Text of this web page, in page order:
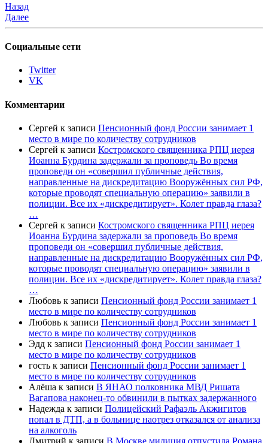
Назад
Далее
Социальные сети
Twitter
VK
Комментарии
Сергей к записи Пенсионный фонд России занимает 1
место в мире по количеству сотрудников
Сергей к записи Костромского священника РПЦ иерея
Иоанна Бурдина задержали за проповедь Во время
проповеди он «совершил публичные действия,
направленные на дискредитацию Вооружённых сил РФ,
которые проводят специальную операцию» заявили в
полиции. Все их «дискредитирует». Колет правда глаза?
…
Сергей к записи Костромского священника РПЦ иерея
Иоанна Бурдина задержали за проповедь Во время
проповеди он «совершил публичные действия,
направленные на дискредитацию Вооружённых сил РФ,
которые проводят специальную операцию» заявили в
полиции. Все их «дискредитирует». Колет правда глаза?
…
Любовь к записи Пенсионный фонд России занимает 1
место в мире по количеству сотрудников
Любовь к записи Пенсионный фонд России занимает 1
место в мире по количеству сотрудников
Эдд к записи Пенсионный фонд России занимает 1
место в мире по количеству сотрудников
гость к записи Пенсионный фонд России занимает 1
место в мире по количеству сотрудников
Алёша к записи В ЯНАО полковника МВД Ришата
Вагапова наконец-то обвинили в пытках задержанного
Надежда к записи Полицейский Рафаэль Акжигитов
попал в ДТП, а в больнице наотрез отказался от анализа
на алкоголь
Дмитрий к записи В Москве милиция отпустила Романа